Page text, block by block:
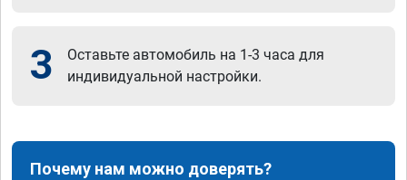
3
Оставьте автомобиль на 1-3 часа для
индивидуальной настройки.
Почему нам можно доверять?